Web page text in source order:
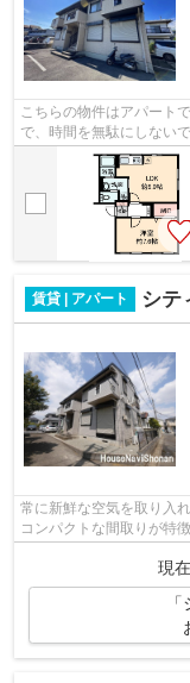
こちらの物件はアパート
で、時間を無駄にしない
湿気が溜まりにくいアパ
賃貸 | アパート シテ
常に新鮮な空気を取り入
コンパクトな間取りが特
現